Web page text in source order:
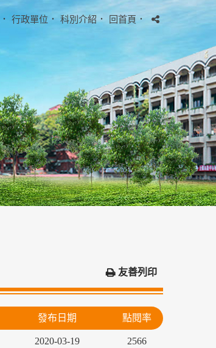
． 行政單位 ． 科別介紹． 回首頁．
友善列印
發布日期 點閱率
2020-03-19 2566